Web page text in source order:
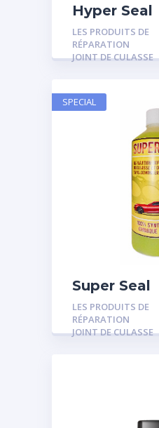
Hyper Seal
LES PRODUITS DE
RÉPARATION
JOINT DE CULASSE
Super Seal
LES PRODUITS DE
RÉPARATION
JOINT DE CULASSE
SPECIAL